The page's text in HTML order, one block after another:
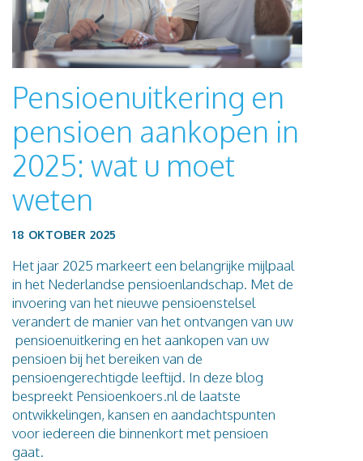
Reviews
FAQ
Blog
Contact
Pensioenuitkering en
pensioen aankopen in
2025: wat u moet
weten
18 OKTOBER 2025
Het jaar 2025 markeert een belangrijke mijlpaal
in het Nederlandse pensioenlandschap. Met de
invoering van het nieuwe pensioenstelsel
verandert de manier van het ontvangen van uw
pensioenuitkering en het aankopen van uw
pensioen bij het bereiken van de
pensioengerechtigde leeftijd. In deze blog
bespreekt Pensioenkoers.nl de laatste
ontwikkelingen, kansen en aandachtspunten
voor iedereen die binnenkort met pensioen
gaat.